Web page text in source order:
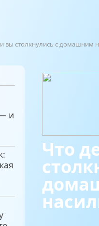
вы столкнулись с домашним
и
Что